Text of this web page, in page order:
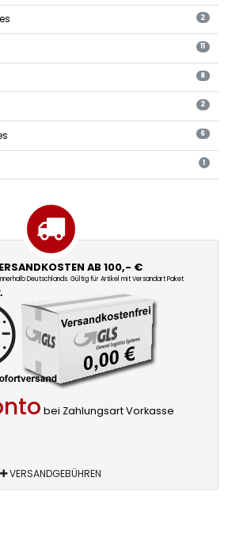
2
11
8
2
6
1
AB 100,- €
Deutschlands. Gültig für Artikel mit Versandart Paket
bei Zahlungsart Vorkasse
VERSANDGEBÜHREN